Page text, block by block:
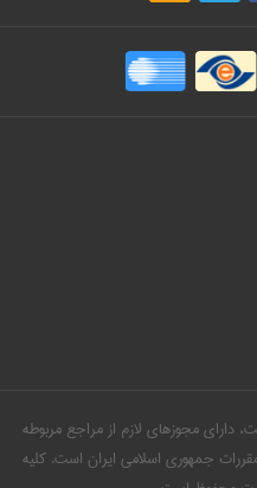
دارای مجوزهای لازم از مراجع مربوطه
جمهوری اسلامی ایران است. کلیه